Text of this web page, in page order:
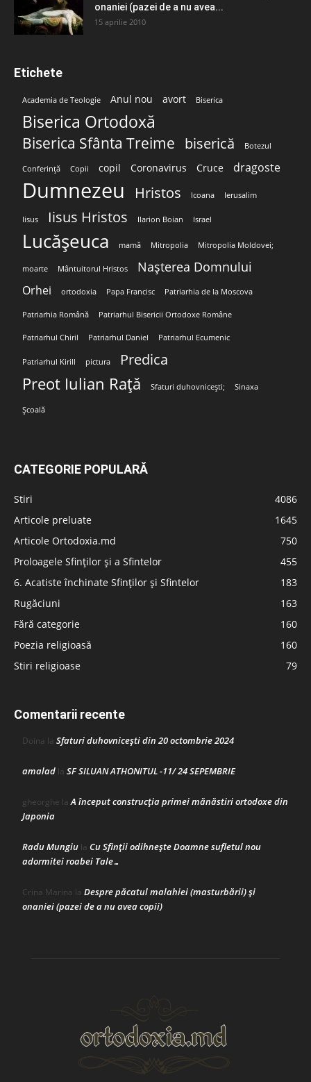
onaniei (pazei de a nu avea...
15 aprilie 2010
Etichete
Academia de Teologie Anul nou avort Biserica
Biserica Ortodoxă
Biserica Sfânta Treime biserică Botezul
Conferință Copii copil Coronavirus Cruce dragoste
Dumnezeu Hristos Icoana Ierusalim
Iisus Iisus Hristos Ilarion Boian Israel
Lucășeuca mamă Mitropolia Mitropolia Moldovei;
moarte Mântuitorul Hristos Nașterea Domnului
Orhei ortodoxia Papa Francisc Patriarhia de la Moscova
Patriarhia Română Patriarhul Bisericii Ortodoxe Române
Patriarhul Chiril Patriarhul Daniel Patriarhul Ecumenic
Patriarhul Kirill pictura Predica
Preot Iulian Rață Sfaturi duhovnicești; Sinaxa
Școală
CATEGORIE POPULARĂ
Stiri
4086
Articole preluate
1645
Articole Ortodoxia.md
750
Proloagele Sfinților și a Sfintelor
455
6. Acatiste închinate Sfinților și Sfintelor
183
Rugăciuni
163
Fără categorie
160
Poezia religioasă
160
Stiri religioase
79
Comentarii recente
Doina la Sfaturi duhovnicești din 20 octombrie 2024
amalad la SF SILUAN ATHONITUL -11/ 24 SEPEMBRIE
gheorghe laA început construcţia primei mănăstiri ortodoxe din
Japonia
Radu Mungiu la Cu Sfinții odihnește Doamne sufletul nou
adormitei roabei Tale…
Crina Marina la Despre păcatul malahiei (masturbării) şi
onaniei (pazei de a nu avea copii)